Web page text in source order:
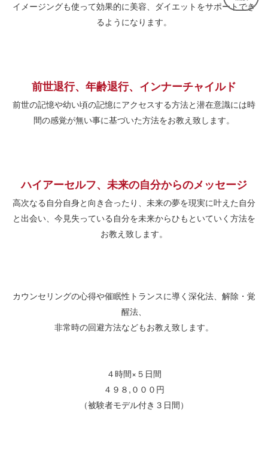
イメージングも使って効果的に美容、ダイエットをサポートでき
るようになります。
前世退行、年齢退行、インナーチャイルド
前世の記憶や幼い頃の記憶にアクセスする方法と潜在意識には時
間の感覚が無い事に基づいた方法をお教え致します。
ハイアーセルフ、未来の自分からのメッセージ
高次なる自分自身と向き合ったり、未来の夢を現実に叶えた自分
と出会い、今見失っている自分を未来からひもといていく方法を
お教え致します。
カウンセリングの心得や催眠性トランスに導く深化法、解除・覚
醒法、
非常時の回避方法などもお教え致します。
４時間×５日間
４９８,０００円
（被験者モデル付き３日間）